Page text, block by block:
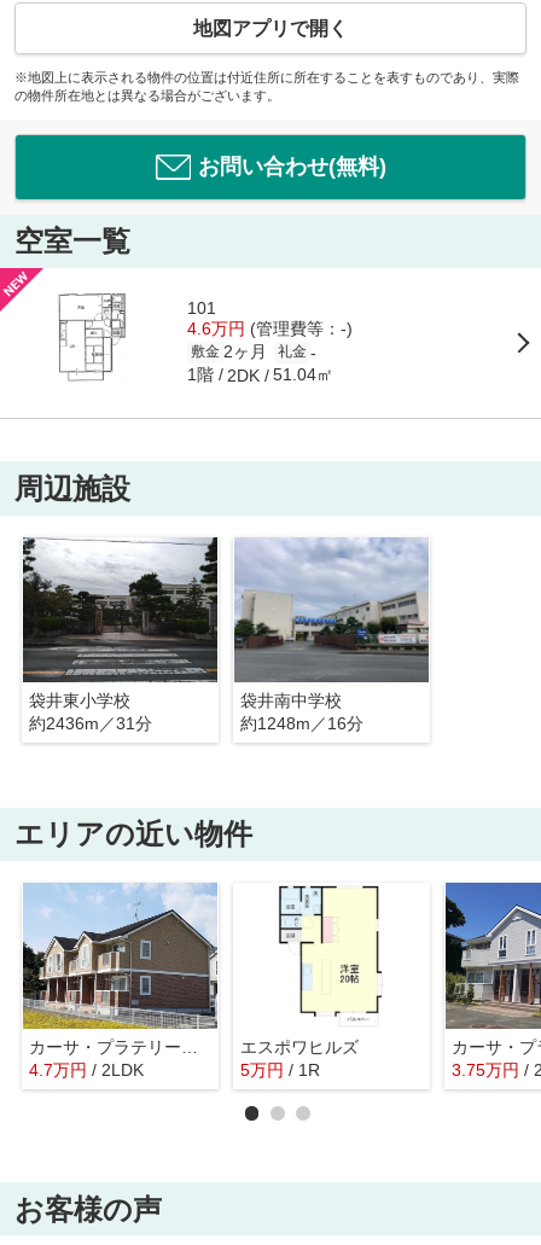
地図アプリで開く
※地図上に表示される物件の位置は付近住所に所在することを表すものであり、実際
の物件所在地とは異なる場合がございます。
お問い合わせ(無料)
空室一覧
101
4.6万円 (管理費等：-)
敷金 2ヶ月 礼金 -
1階 2DK 51.04㎡
周辺施設
袋井東小学校
約2436m／31分
袋井南中学校
約1248m／16分
エリアの近い物件
4.7万円 / 2LDK
エスポワヒルズ
5万円 / 1R 3.75万円 /
お客様の声